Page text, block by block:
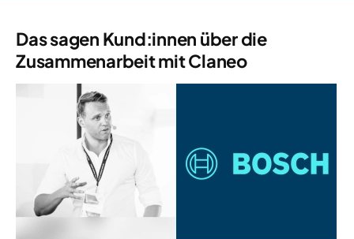
Das sagen Kund:innen über die
Zusammenarbeit mit Claneo